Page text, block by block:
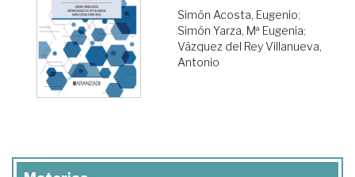
Simón Acosta, Eugenio;
Simón Yarza, Mª Eugenia;
Vázquez del Rey Villanueva,
Antonio